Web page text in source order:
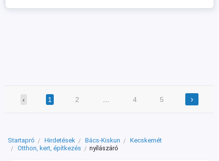
‹ 1 2 4 5 ›
Startapró Hirdetések Bács-Kiskun
Kecskemét
Otthon, kert, építkezés
nyílászáró